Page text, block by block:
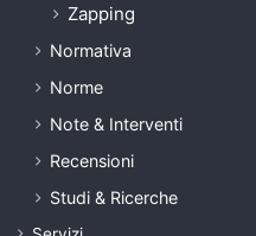
Zapping
Normativa
Norme
Note & Interventi
Recensioni
Studi & Ricerche